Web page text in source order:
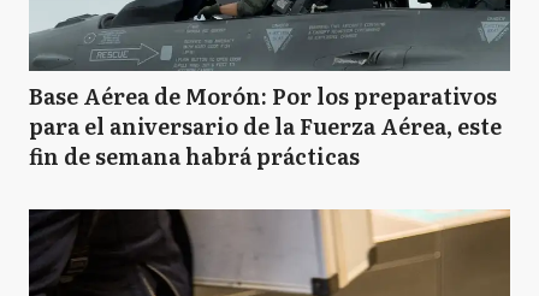
Base Aérea de Morón: Por los preparativos
para el aniversario de la Fuerza Aérea, este
fin de semana habrá prácticas